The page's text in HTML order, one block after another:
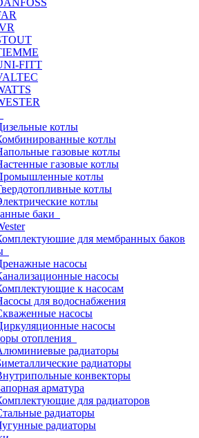
FITT
котлы
котлы
газовые котлы
газовые котлы
котлы
котлы
котлы
баки
для мембранных баков
насосы
насосы
к насосам
для водоснабжения
насосы
насосы
отопления
радиаторы
радиаторы
конвекторы
арматура
для радиаторов
радиаторы
радиаторы